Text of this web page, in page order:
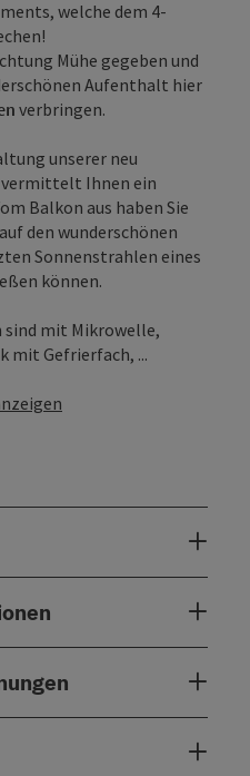
welche dem 4-
Mühe gegeben und
Aufenthalt hier
verbringen.
unserer neu
Ihnen ein
Balkon aus haben Sie
den wunderschönen
Sonnenstrahlen eines
können.
sind mit Mikrowelle,
mit Gefrierfach, ...